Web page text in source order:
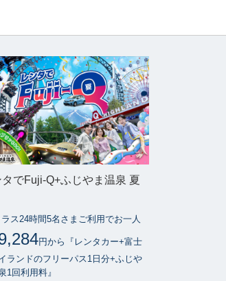
タでFuji-Q+ふじやま温泉 夏
ス24時間5名さまご利用でお一人
円から『レンタカー+富士
ランドのフリーパス1日分+ふじや
1回利用料』